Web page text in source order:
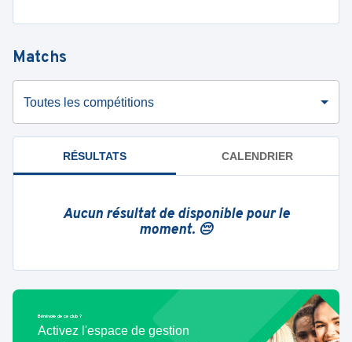
Matchs
Toutes les compétitions
RÉSULTATS CALENDRIER
Aucun résultat de disponible pour le
moment. 😔
Bénévole de ce club ?
Activez l'espace de gestion